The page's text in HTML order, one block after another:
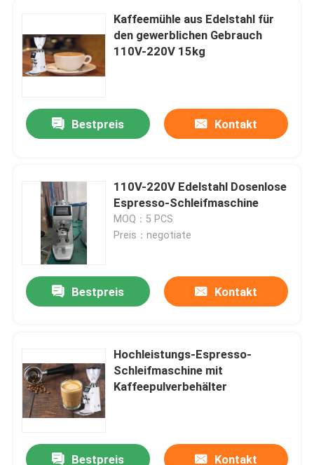
Kaffeemühle aus Edelstahl für
den gewerblichen Gebrauch
110V-220V 15kg
Bestpreis Kontakt
110V-220V Edelstahl Dosenlose
Espresso-Schleifmaschine
MOQ：5 PCS
Preis：negotiate
Bestpreis Kontakt
Hochleistungs-Espresso-
Schleifmaschine mit
Kaffeepulverbehälter
Bestpreis Kontakt